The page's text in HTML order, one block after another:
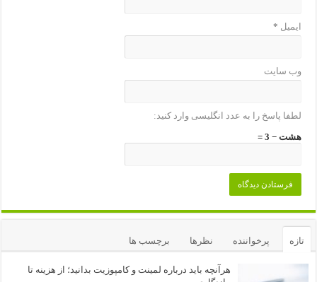
ایمیل *
وب‌ سایت
لطفا پاسخ را به عدد انگلیسی وارد کنید:
هشت − 3 =
تازه پرخواننده نظرها برچسب ها
هرآنچه باید درباره لمینت و کامپوزیت بدانید؛ از هزینه تا